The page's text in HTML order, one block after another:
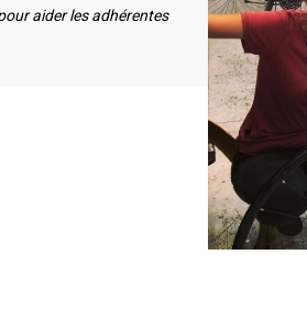
aider les adhérentes